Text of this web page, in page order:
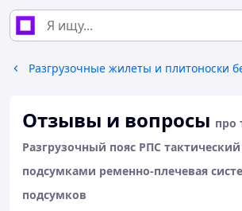
Разгрузочные жилеты и плитоноски
Отзывы и вопросы про
Разгрузочный пояс РПС
подсумками ременно-плечевая
подсумков